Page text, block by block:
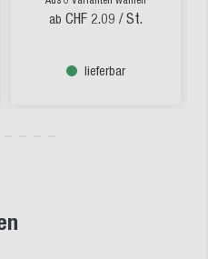
ab CHF 2.09 / St.
lieferbar